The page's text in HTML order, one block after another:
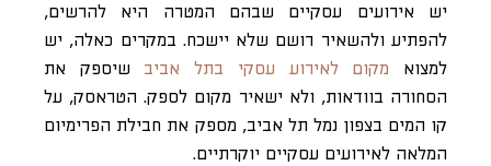
יש אירועים עסקיים שבהם המטרה היא להרשים,
להפתיע ולהשאיר רושם שלא יישכח. במקרים כאלה, יש
למצוא מקום לאירוע עסקי בתל אביב שיספק את
הסחורה בוודאות, ולא ישאיר מקום לספק. הטראסק, על
קו המים בצפון נמל תל אביב, מספק את חבילת הפרימיום
המלאה לאירועים עסקיים יוקרתיים.